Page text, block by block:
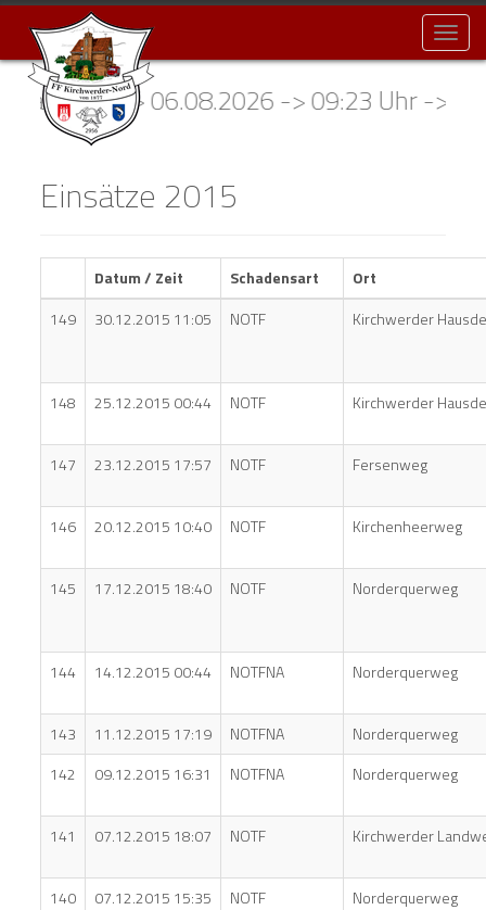
Toggle
-> 06.08.2026 -> 09:23 Uhr ->
Einsätze 2015
Datum / Zeit Schadensart
Ort
149
30.12.2015 11:05 NOTF Kirchwerder
148 25.12.2015 00:44 NOTF Kirchwerder
147 23.12.2015 17:57 NOTF Fersenweg
146 20.12.2015 10:40 NOTF Kirchenheerweg
145 17.12.2015 18:40 NOTF Norderquerweg
144 14.12.2015 00:44 NOTFNA Norderquerweg
143 11.12.2015 17:19 NOTFNA
Norderquerweg
142
09.12.2015 16:31 NOTFNA Norderquerweg
141 07.12.2015 18:07 NOTF Kirchwerder
140 07.12.2015 15:35 NOTF Norderquerweg